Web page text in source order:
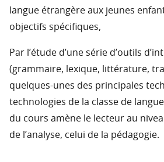
langue étrangère aux jeunes
objectifs spécifiques,
Par l’étude d’une série d’outils
(grammaire, lexique, littérature,
quelques-unes des principales
technologies de la classe de
du cours amène le lecteur au
de l’analyse, celui de la pédagogie.